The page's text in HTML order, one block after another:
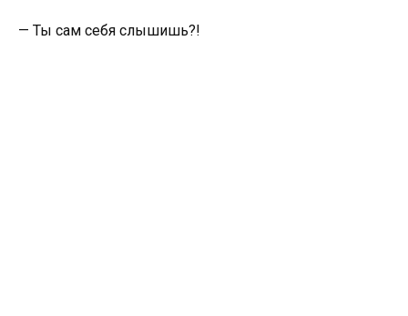
— Ты сам себя слышишь?!